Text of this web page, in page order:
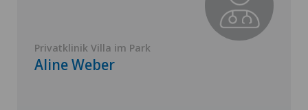
Privatklinik Villa im Park
Aline Weber